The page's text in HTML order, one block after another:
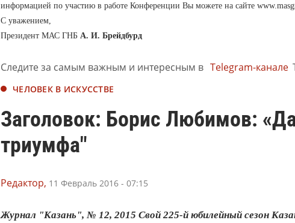
информацией по участию в работе Конференции Вы можете на сайте
С уважением,
Президент МАС ГНБ А. И. Брейдбурд
Следите за самым важным и интересным в Telegram-канале
ЧЕЛОВЕК В ИСКУССТВЕ
Заголовок: Борис Любимов:
триумфа"
Редактор, 11 Февраль 2016 - 07:15
Журнал "Казань", № 12, 2015 Свой 225‑й юбилейный сезон